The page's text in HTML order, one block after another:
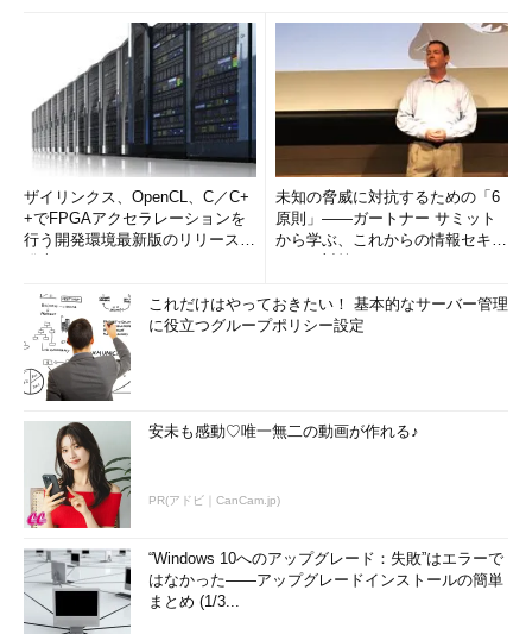
ザイリンクス、OpenCL、C／C+
+でFPGAアクセラレーションを
行う開発環境最新版のリリースを
未知の脅威に対抗するための「6
原則」――ガートナー サミット
から学ぶ、これからの情報セキュ
これだけはやっておきたい！ 基本的なサーバー管理
に役立つグループポリシー設定
安未も感動♡唯一無二の動画が作れる♪
PR(アドビ｜CanCam.jp)
“Windows 10へのアップグレード：失敗”はエラーで
はなかった――アップグレードインストールの簡単
まとめ (1/3...